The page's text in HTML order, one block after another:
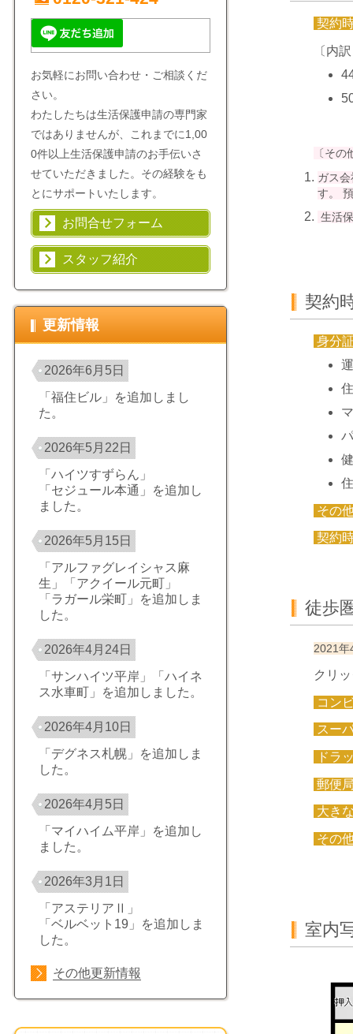
契約
〔内
〔そ
ガス
す。
生活
契約
身分
その
契約
徒歩
2021年
クリ
コン
スー
ドラ
郵便
大き
その
室内
お気軽にお問い合わせ・ご相談くだ
さい。
わたしたちは生活保護申請の専門家
ではありませんが、これまでに1,00
0件以上生活保護申請のお手伝いさ
せていただきました。その経験をも
とにサポートいたします。
お問合せフォーム
スタッフ紹介
更新情報
2026年6月5日
「福住ビル」を追加しまし
た。
2026年5月22日
「ハイツすずらん」
「セジュール本通」を追加し
ました。
2026年5月15日
「アルファグレイシャス麻
生」「アクイール元町」
「ラガール栄町」を追加しま
した。
2026年4月24日
「サンハイツ平岸」「ハイネ
ス水車町」を追加しました。
2026年4月10日
「デグネス札幌」を追加しま
した。
2026年4月5日
「マイハイム平岸」を追加し
ました。
2026年3月1日
「アステリアⅡ」
「ベルベット19」を追加しま
した。
その他更新情報